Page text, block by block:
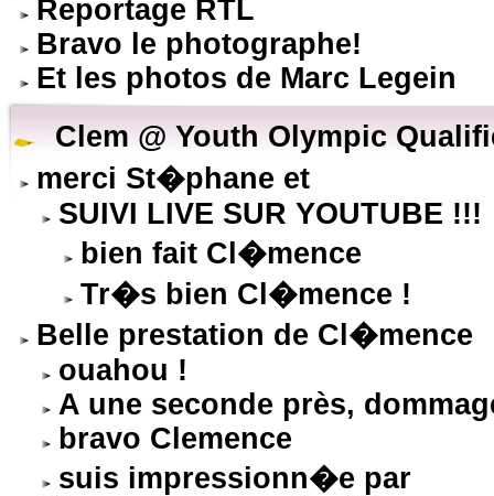
Reportage RTL
Bravo le photographe!
Et les photos de Marc Legein
Clem @ Youth Olympic
merci St�phane et
SUIVI LIVE SUR YOUTUBE !!!
bien fait Cl�mence
Tr�s bien Cl�mence !
Belle prestation de Cl�mence
ouahou !
A une seconde près,
bravo Clemence
suis impressionn�e par